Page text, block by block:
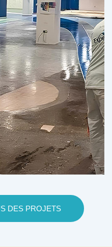
DES PROJETS